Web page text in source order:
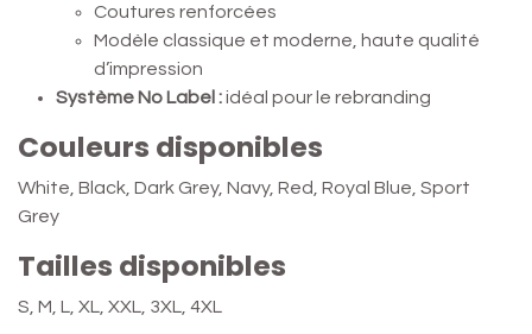
Coutures renforcées
Modèle classique et moderne, haute qualité
d’impression
Système No Label :idéal pour le rebranding
Couleurs disponibles
White, Black, Dark Grey, Navy, Red, Royal Blue, Sport
Grey
Tailles disponibles
S, M, L, XL, XXL, 3XL, 4XL